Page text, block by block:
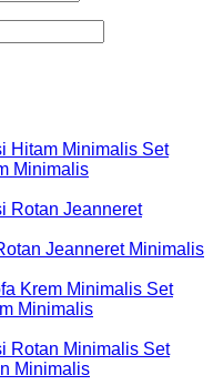
Set
Minimalis
Jeanneret Minimalis
Set
Minimalis
Set
Minimalis